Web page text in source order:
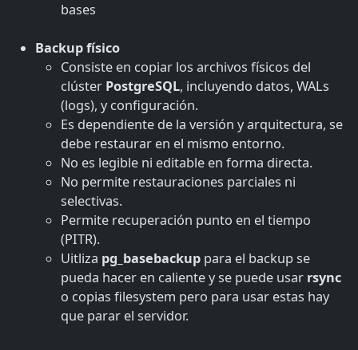
bases
Backup físico
Consiste en copiar los archivos físicos del
clúster PostgreSQL, incluyendo datos, WALs
(logs), y configuración.
Es dependiente de la versión y arquitectura, se
debe restaurar en el mismo entorno.
No es legible ni editable en forma directa.
No permite restauraciones parciales ni
selectivas.
Permite recuperación punto en el tiempo
(PITR).
Uitliza pg_basebackup para el backup se
pueda hacer en caliente y se puede usar rsync
o copias filesystem pero para usar estas hay
que parar el servidor.